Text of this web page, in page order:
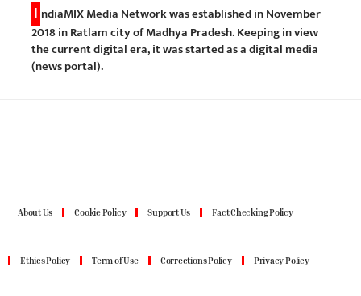
I ndiaMIX Media Network was established in November
2018 in Ratlam city of Madhya Pradesh. Keeping in view
the current digital era, it was started as a digital media
(news portal).
About Us Cookie Policy Support Us Fact Checking Policy
Ethics Policy Term of Use Corrections Policy Privacy Policy